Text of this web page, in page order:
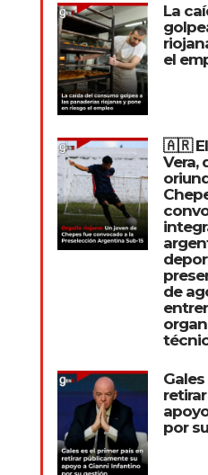
La
el
🇦🇷 El
Vera,
de
por